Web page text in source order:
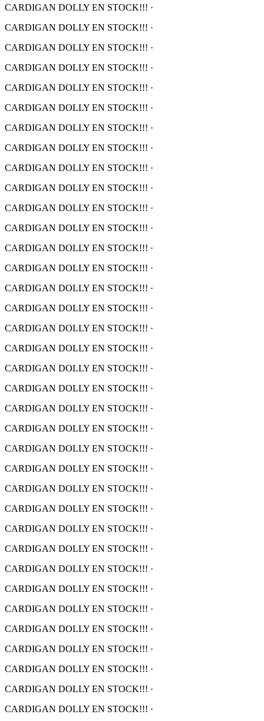
CARDIGAN DOLLY EN STOCK!!! ·
CARDIGAN DOLLY EN STOCK!!! ·
CARDIGAN DOLLY EN STOCK!!! ·
CARDIGAN DOLLY EN STOCK!!! ·
CARDIGAN DOLLY EN STOCK!!! ·
CARDIGAN DOLLY EN STOCK!!! ·
CARDIGAN DOLLY EN STOCK!!! ·
CARDIGAN DOLLY EN STOCK!!! ·
CARDIGAN DOLLY EN STOCK!!! ·
CARDIGAN DOLLY EN STOCK!!! ·
CARDIGAN DOLLY EN STOCK!!! ·
CARDIGAN DOLLY EN STOCK!!! ·
CARDIGAN DOLLY EN STOCK!!! ·
CARDIGAN DOLLY EN STOCK!!! ·
CARDIGAN DOLLY EN STOCK!!! ·
CARDIGAN DOLLY EN STOCK!!! ·
CARDIGAN DOLLY EN STOCK!!! ·
CARDIGAN DOLLY EN STOCK!!! ·
CARDIGAN DOLLY EN STOCK!!! ·
CARDIGAN DOLLY EN STOCK!!! ·
CARDIGAN DOLLY EN STOCK!!! ·
CARDIGAN DOLLY EN STOCK!!! ·
CARDIGAN DOLLY EN STOCK!!! ·
CARDIGAN DOLLY EN STOCK!!! ·
CARDIGAN DOLLY EN STOCK!!! ·
CARDIGAN DOLLY EN STOCK!!! ·
CARDIGAN DOLLY EN STOCK!!! ·
CARDIGAN DOLLY EN STOCK!!! ·
CARDIGAN DOLLY EN STOCK!!! ·
CARDIGAN DOLLY EN STOCK!!! ·
CARDIGAN DOLLY EN STOCK!!! ·
CARDIGAN DOLLY EN STOCK!!! ·
CARDIGAN DOLLY EN STOCK!!! ·
CARDIGAN DOLLY EN STOCK!!! ·
CARDIGAN DOLLY EN STOCK!!! ·
CARDIGAN DOLLY EN STOCK!!! ·